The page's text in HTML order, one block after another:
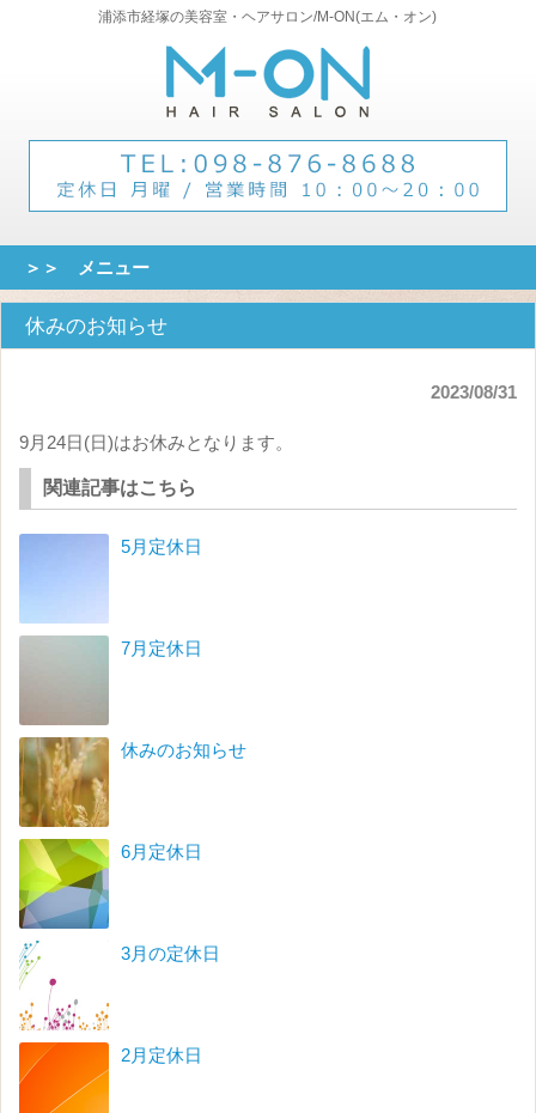
浦添市経塚の美容室・ヘアサロン/M-ON(エム・オン)
＞＞ メニュー
休みのお知らせ
2023/08/31
9月24日(日)はお休みとなります。
関連記事はこちら
5月定休日
7月定休日
休みのお知らせ
6月定休日
3月の定休日
2月定休日